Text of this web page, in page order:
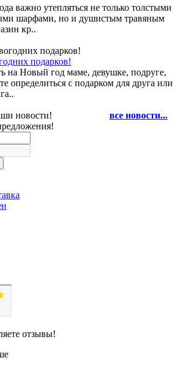
важно утепляться не только толстыми
шарфами, но и душистым травяным
кр..
подарков!
на Новый год маме, девушке, подруге,
определиться с подарком для друга или
все новости...
новости!
отзывы!